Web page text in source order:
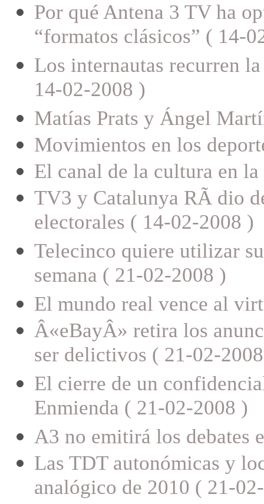
Por qué Antena 3 TV ha
“formatos clásicos” ( 14-
Los internautas recurren
14-02-2008 )
Matías Prats y Ángel
Movimientos en los
El canal de la cultura en
TV3 y Catalunya RÃ dio
electorales ( 14-02-2008 )
Telecinco quiere utilizar
semana ( 21-02-2008 )
El mundo real vence al
Â«eBayÂ» retira los
ser delictivos ( 21-02-
El cierre de un
Enmienda ( 21-02-2008 )
A3 no emitirá los debates
Las TDT autonómicas y
analógico de 2010 ( 21-